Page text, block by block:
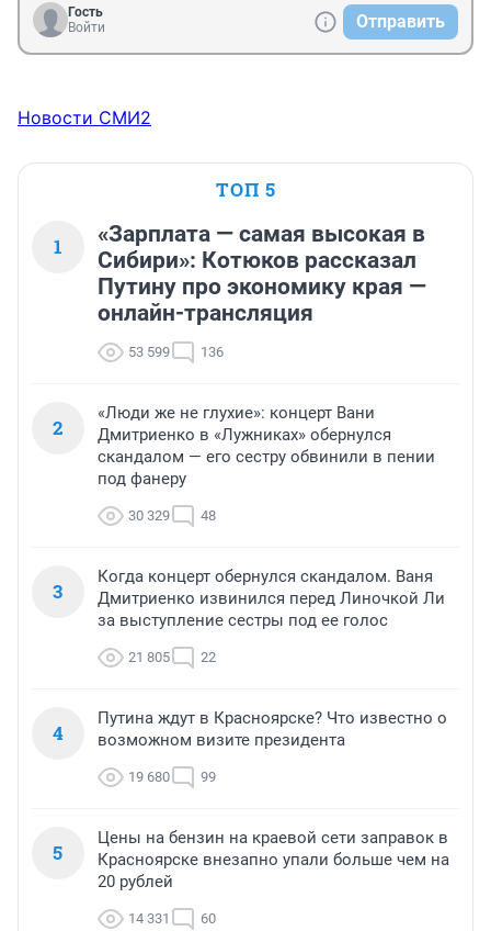
Гость
Войти
Отправить
Новости СМИ2
ТОП 5
1
«Зарплата — самая высокая в
Сибири»: Котюков рассказал
Путину про экономику края —
онлайн-трансляция
53 599 136
2
«Люди же не глухие»: концерт Вани
Дмитриенко в «Лужниках» обернулся
скандалом — его сестру обвинили в пении
под фанеру
30 329 48
3
Когда концерт обернулся скандалом. Ваня
Дмитриенко извинился перед Линочкой Ли
за выступление сестры под ее голос
21 805 22
4
Путина ждут в Красноярске? Что известно о
возможном визите президента
19 680 99
5
Цены на бензин на краевой сети заправок в
Красноярске внезапно упали больше чем на
20 рублей
14 331 60